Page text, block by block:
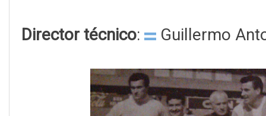
Director técnico: Guillermo